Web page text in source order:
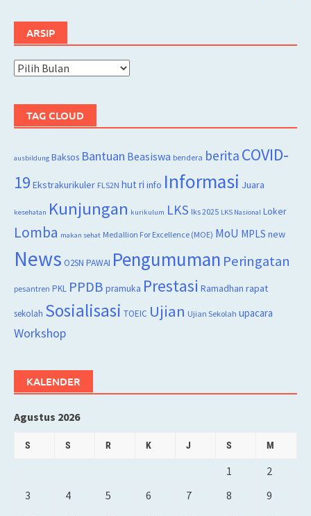
ARSIP
Arsip
TAG CLOUD
ausbildung Baksos Bantuan Beasiswa bendera berita COVID-
19 Ekstrakurikuler FLS2N hut ri info Informasi Juara
kesehatan Kunjungan kurikulum LKS lks 2025 LKS Nasional Loker
Lomba makan sehat Medallion For Excellence (MOE) MoU MPLS new
News O2SN PAWAI Pengumuman Peringatan
pesantren PKL PPDB pramuka Prestasi Ramadhan rapat
sekolah Sosialisasi TOEIC Ujian Ujian Sekolah upacara
Workshop
KALENDER
Agustus 2026
S S R K J S M
1
2
3
4 5 6 7 8
9